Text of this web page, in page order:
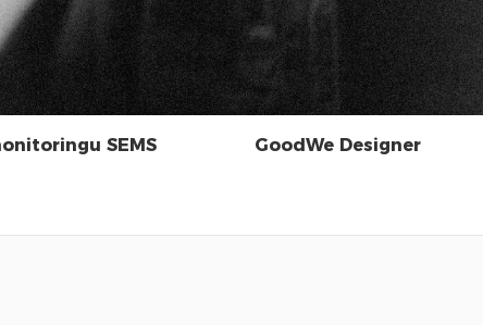
SEMS GoodWe Designer